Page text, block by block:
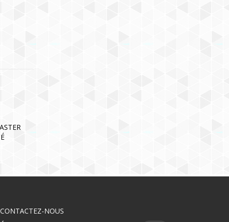
CONTACTEZ-NOUS